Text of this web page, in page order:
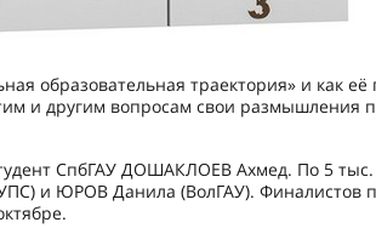
образовательная траектория» и как
и другим вопросам свои размышления
СпбГАУ ДОШАКЛОЕВ Ахмед. По 5
и ЮРОВ Данила (ВолГАУ). Финалистов